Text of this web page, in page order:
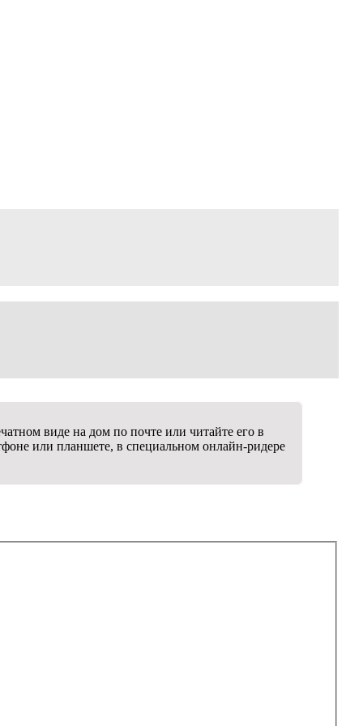
виде на дом по почте или читайте его в
или планшете, в специальном онлайн-ридере